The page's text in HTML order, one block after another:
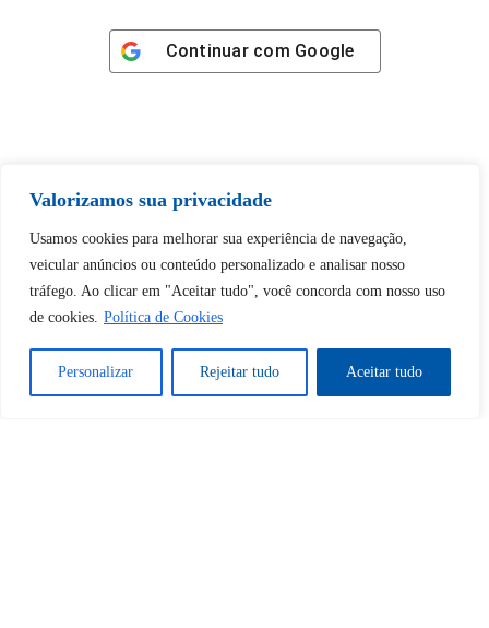
Valorizamos sua privacidade
Usamos cookies para melhorar sua experiência de navegação,
veicular anúncios ou conteúdo personalizado e analisar nosso
tráfego. Ao clicar em "Aceitar tudo", você concorda com nosso uso
de cookies. Política de Cookies
Personalizar Rejeitar tudo Aceitar tudo
Continuar com Google
Tem certeza de que deseja
desbloquear esta publicação?
Desbloquear esquerda : 0